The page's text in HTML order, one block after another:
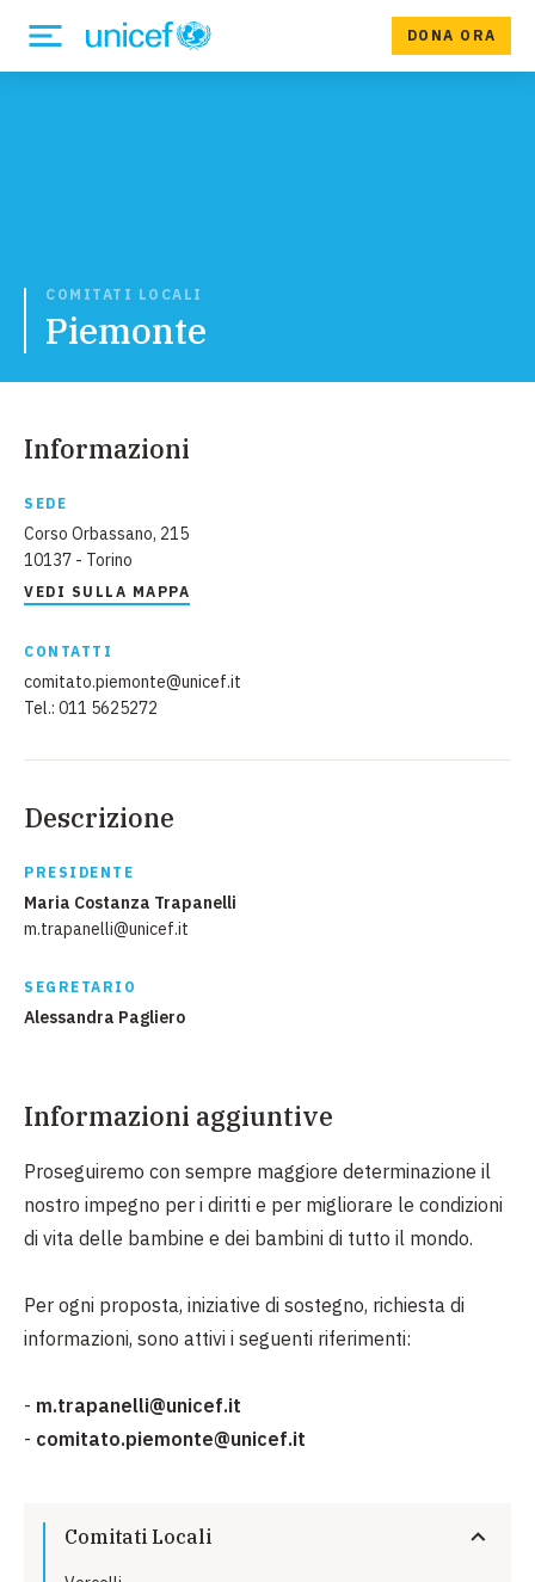
DONA ORA
COMITATI LOCALI
Piemonte
Informazioni
SEDE
Corso Orbassano, 215
10137 - Torino
VEDI SULLA MAPPA
CONTATTI
comitato.piemonte@unicef.it
Tel.: 011 5625272
Descrizione
PRESIDENTE
Maria Costanza Trapanelli
m.trapanelli@unicef.it
SEGRETARIO
Alessandra Pagliero
Informazioni aggiuntive
Proseguiremo con sempre maggiore determinazione il
nostro impegno per i diritti e per migliorare le condizioni
di vita delle bambine e dei bambini di tutto il mondo.
Per ogni proposta, iniziative di sostegno, richiesta di
informazioni, sono attivi i seguenti riferimenti:
- m.trapanelli@unicef.it
- comitato.piemonte@unicef.it
Comitati Locali